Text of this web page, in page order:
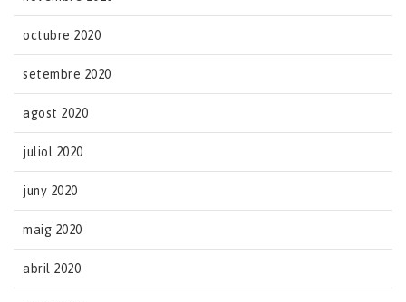
octubre 2020
setembre 2020
agost 2020
juliol 2020
juny 2020
maig 2020
abril 2020